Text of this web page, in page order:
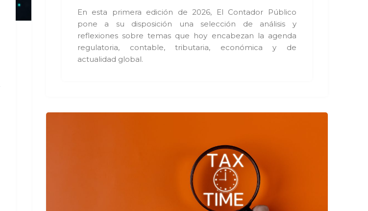
En esta primera edición de 2026, El Contador Público
pone a su disposición una selección de análisis y
reflexiones sobre temas que hoy encabezan la agenda
regulatoria, contable, tributaria, económica y de
actualidad global.